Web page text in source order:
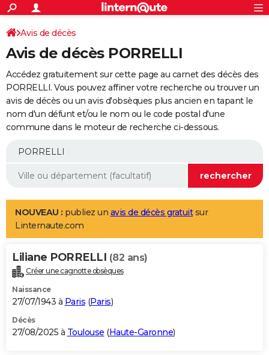
ACTUALITÉS
Politique
Société
Faits Divers
Education
Monde
Villes
+
SPORT
Coupe du monde 2026
Football
Tennis
Cyclisme
Rugby
Forum
Programme TV
TNT
Streaming
Cinéma
Sorties cinéma
Musique
+
FINANCE
Retraite
Epargne
Immobilier
Risques naturels par ville
Banque
Assurance
AUTO
Essais
Réserver un essai
Citadines
Berlines
SUV
Forum auto
+
Mobiles
Meilleur smartphone
Internet
Ordinateurs
Jeux vidéo
Guide high-tech
Aménagement intérieur
LIFESTYLE
Art de vivre
Bien-être
Loisirs
Mode
Modes de vie
Alimentation
Guide de la santé
Maladies
Médicaments
Sommeil
VOYAGE
Destinations
City break
Voyage nature
Voyage de noces
Forum
Climat
+PHOTO
GUIDES D'ACHAT
BONS PLANS
Avis de décès
Avis de décès PORRELLI
Accédez gratuitement sur cette page au carnet des décès des
PORRELLI. Vous pouvez affiner votre recherche ou trouver un
avis de décès ou un avis d'obsèques plus ancien en tapant le
nom d'un défunt et/ou le nom ou le code postal d'une
commune dans le moteur de recherche ci-dessous.
NOUVEAU : publiez un avis de décès gratuitsur
Linternaute.com
Liliane PORRELLI (82 ans)
Créer une cagnotte obsèques
Naissance
27/07/1943 à Paris (Paris)
Décès
27/08/2025 à Toulouse (Haute-Garonne)